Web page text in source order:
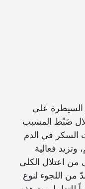
السيطرة على
ضَبْط المسبب
السكر في الدم
فعالية
من اعتلال الكلى
من اللجوء لنوع